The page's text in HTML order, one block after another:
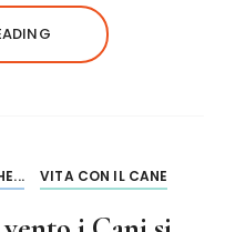
VITA CON IL CANE